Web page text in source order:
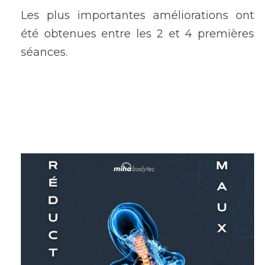
Les plus importantes améliorations ont
été obtenues entre les 2 et 4 premières
séances.